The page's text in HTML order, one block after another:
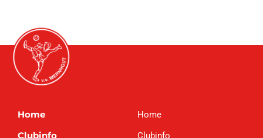
Home
Clubinfo
Home
Clubinfo